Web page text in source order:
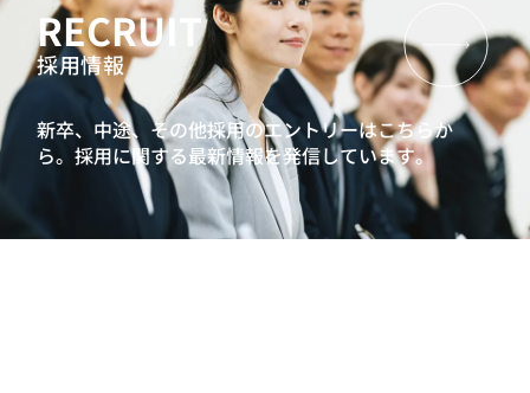
RECRUIT
採用情報
新卒、中途、その他採用のエントリーはこちらか
ら。採用に関する最新情報を発信しています。